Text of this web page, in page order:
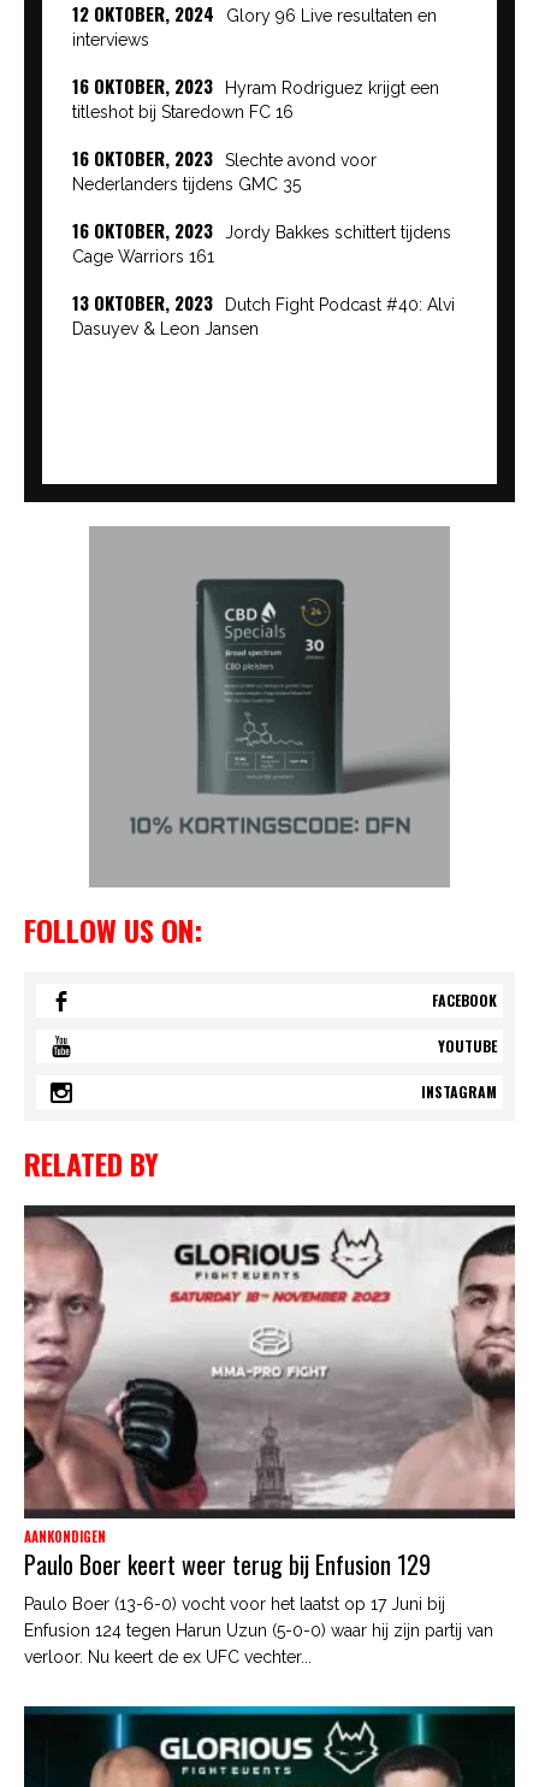
12 OKTOBER, 2024
Glory 96 Live resultaten en
interviews
16 OKTOBER, 2023
Hyram Rodriguez krijgt een
titleshot bij Staredown FC 16
16 OKTOBER, 2023
Slechte avond voor
Nederlanders tijdens GMC 35
16 OKTOBER, 2023
Jordy Bakkes schittert tijdens
Cage Warriors 161
13 OKTOBER, 2023
Dutch Fight Podcast #40: Alvi
Dasuyev & Leon Jansen
FOLLOW US ON:
FACEBOOK
YOUTUBE
INSTAGRAM
RELATED BY
AANKONDIGEN
Paulo Boer keert weer terug bij Enfusion 129
Paulo Boer (13-6-0) vocht voor het laatst op 17 Juni bij
Enfusion 124 tegen Harun Uzun (5-0-0) waar hij zijn partij van
verloor. Nu keert de ex UFC vechter...